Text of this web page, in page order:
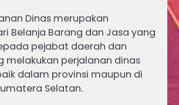
Dinas merupakan
Belanja Barang dan Jasa yang
pejabat daerah dan
melakukan perjalanan dinas
dalam provinsi maupun di
Selatan.